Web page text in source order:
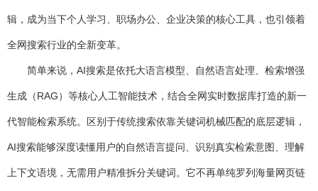
辑，成为当下个人学习、职场办公、企业决策的核心工具，也引领着
全网搜索行业的全新变革。
简单来说，AI搜索是依托大语言模型、自然语言处理、检索增强
生成（RAG）等核心人工智能技术，结合全网实时数据库打造的新一
代智能检索系统。区别于传统搜索依靠关键词机械匹配的底层逻辑，
AI搜索能够深度读懂用户的自然语言提问、识别真实检索意图、理解
上下文语境，无需用户精准拆分关键词。它不再单纯罗列海量网页链